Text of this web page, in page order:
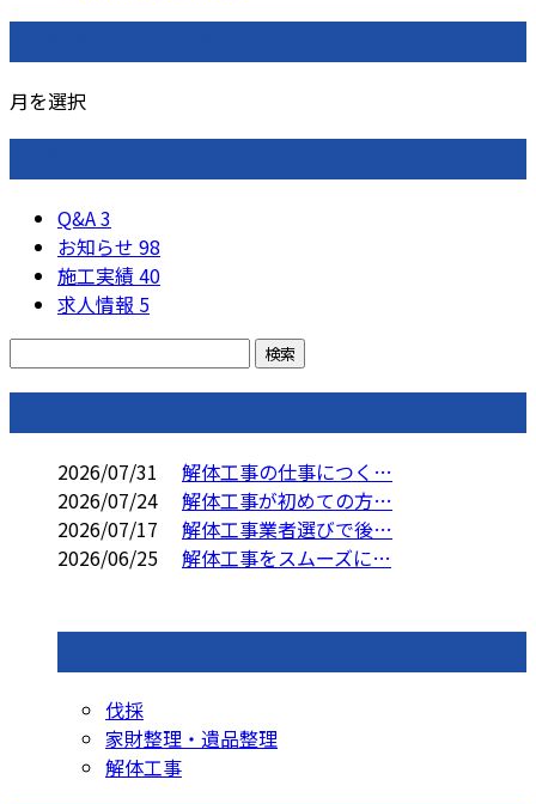
月を選択
Q&A3
お知らせ 98
施工実績40
求人情報 5
2026/07/31
解体工事の仕事につく…
2026/07/24
解体工事が初めての方…
2026/07/17
解体工事業者選びで後…
2026/06/25
解体工事をスムーズに…
伐採
家財整理・遺品整理
解体工事